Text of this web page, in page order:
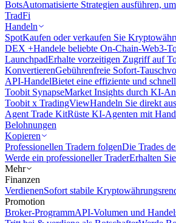
BotsAutomatisierte Strategien ausführen,
TradFi
Handeln
SpotKaufen oder verkaufen Sie
DEX +Handele beliebte On-Chain-Web3-
LaunchpadErhalte vorzeitigen Zugriff auf
KonvertierenGebührenfreie Sofort-
API-HandelBietet eine effiziente und
Toobit SynapseMarket Insights durch KI-
Toobit x TradingViewHandeln Sie direkt
Agent Trade KitRüste KI-Agenten mit
Belohnungen
Kopieren
Professionellen Tradern folgenDie Trades
Werde ein professioneller TraderErhalten
Mehr
Finanzen
VerdienenSofort stabile
Promotion
Broker-ProgrammAPI-Volumen und